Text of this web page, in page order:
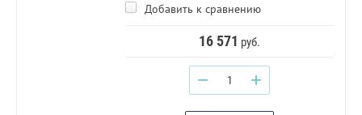
Добавить к сравнению
16 571 руб.
− +